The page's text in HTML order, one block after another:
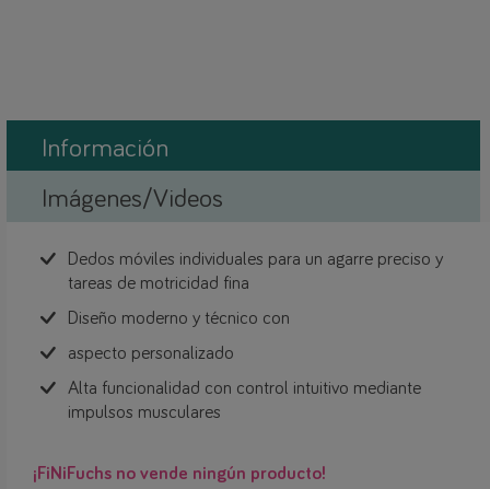
Información
Imágenes/Videos
Dedos móviles individuales para un agarre preciso y
tareas de motricidad fina
Diseño moderno y técnico con
aspecto personalizado
Alta funcionalidad con control intuitivo mediante
impulsos musculares
¡FiNiFuchs no vende ningún producto!